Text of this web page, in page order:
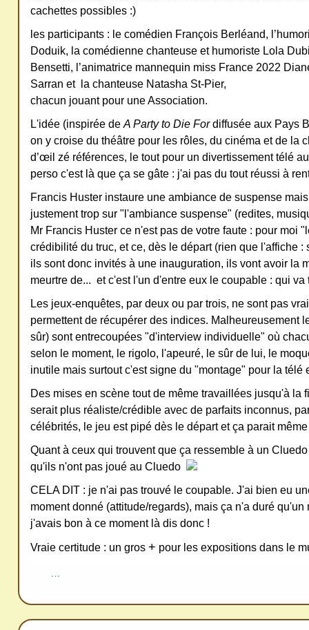
cachettes possibles :)
les participants : le comédien François Berléand,
Doduik, la comédienne chanteuse et humoriste Lola
Bensetti, l’animatrice mannequin miss France 2022
Sarran et la chanteuse Natasha St-Pier,
chacun jouant pour une Association.
L'idée (inspirée de A Party to Die Fordiffusée aux Pays
on y croise du théâtre pour les rôles, du cinéma et de la
d’œil zé références, le tout pour un divertissement télé
perso c'est là que ça se gâte : j'ai pas du tout réussi à
Francis Huster instaure une ambiance de suspense
justement trop sur "l'ambiance suspense" (redites,
Mr Francis Huster ce n'est pas de votre faute : pour moi
crédibilité du truc, et ce, dès le départ (rien que l'affiche
ils sont donc invités à une inauguration, ils vont avoir la
meurtre de... et c'est l'un d'entre eux le coupable : qui
Les jeux-enquêtes, par deux ou par trois, ne sont pas
permettent de récupérer des indices. Malheureusement
sûr) sont entrecoupées "d'interview individuelle" où
selon le moment, le rigolo, l'apeuré, le sûr de lui, le
inutile mais surtout c'est signe du "montage" pour la télé
Des mises en scène tout de même travaillées jusqu'à la
serait plus réaliste/crédible avec de parfaits inconnus,
célébrités, le jeu est pipé dès le départ et ça parait
Quant à ceux qui trouvent que ça ressemble à un
qu'ils n'ont pas joué au Cluedo
CELA DIT : je n'ai pas trouvé le coupable. J'ai bien eu
moment donné (attitude/regards), mais ça n'a duré qu'un
j'avais bon à ce moment là dis donc !
Vraie certitude : un gros + pour les expositions dans le
…